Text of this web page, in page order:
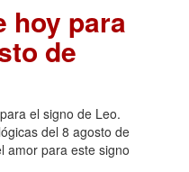
hoy para
de
el signo de Leo.
del 8 agosto de
amor para este signo